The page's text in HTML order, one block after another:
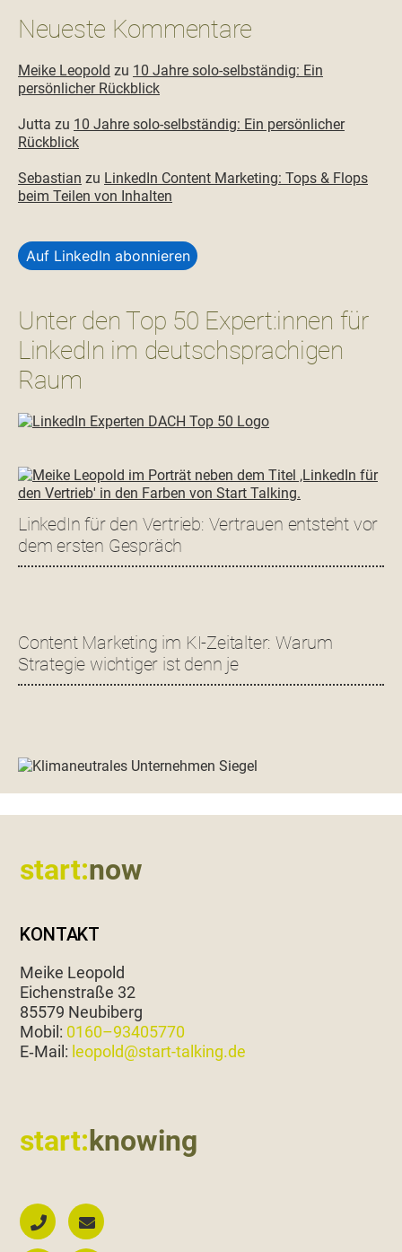
Neueste Kommentare
Meike Leopold zu 10 Jahre solo-selbständig: Ein
persönlicher Rückblick
Jutta zu 10 Jahre solo-selbständig: Ein persönlicher
Rückblick
Sebastian zu LinkedIn Content Marketing: Tops & Flops
beim Teilen von Inhalten
Auf LinkedIn abonnieren
Unter den Top 50 Expert:innen für
LinkedIn im deutschsprachigen
Raum
LinkedIn für den Vertrieb: Vertrauen entsteht vor
dem ersten Gespräch
Content Marketing im KI-Zeitalter: Warum
Strategie wichtiger ist denn je
start:now
KONTAKT
Meike Leopold
Eichen­straße 32
85579 Neubiberg
Mobil: 0160–93405770
E‑Mail: leopold@start-talking.de
start:knowing